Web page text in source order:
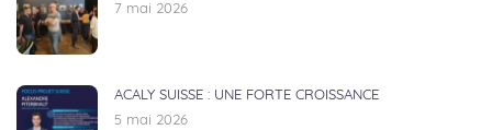
7 mai 2026
ACALY SUISSE : UNE FORTE CROISSANCE
5 mai 2026